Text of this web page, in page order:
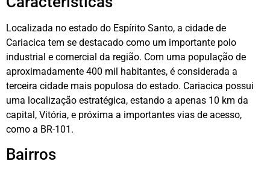
Localizada no estado do Espírito Santo, a cidade de
Cariacica tem se destacado como um importante polo
industrial e comercial da região. Com uma população de
aproximadamente 400 mil habitantes, é considerada a
terceira cidade mais populosa do estado. Cariacica possui
uma localização estratégica, estando a apenas 10 km da
capital, Vitória, e próxima a importantes vias de acesso,
como a BR-101.
Bairros